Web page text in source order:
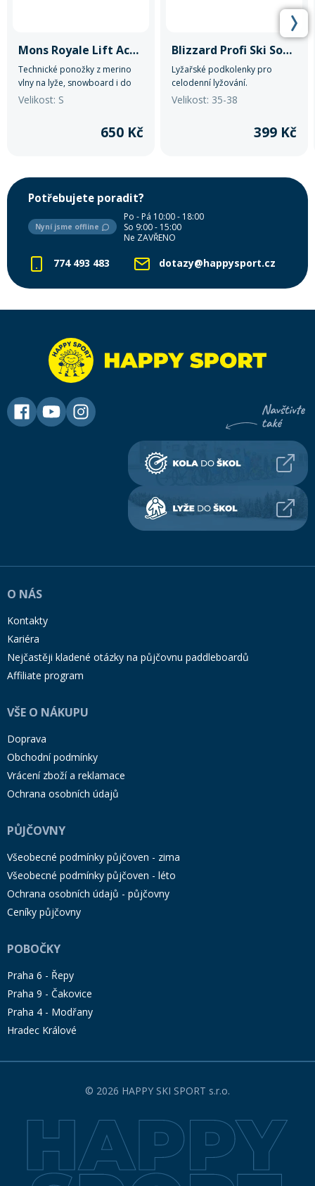
Mons Royale Lift Access Sock
Technické ponožky z merino
vlny na lyže, snowboard i do
pohorek.
Velikost: S
650 Kč
Blizzard Profi Ski Socks
Lyžařské podkolenky pro
celodenní lyžování.
Velikost: 35-38
399 Kč
Potřebujete poradit?
Nyní jsme offline
Po - Pá 10:00 - 18:00
So 9:00 - 15:00
Ne ZAVŘENO
774 493 483 dotazy@happysport.cz
O NÁS
Kontakty
Kariéra
Nejčastěji kladené otázky na půjčovnu paddleboardů
Affiliate program
VŠE O NÁKUPU
Doprava
Obchodní podmínky
Vrácení zboží a reklamace
Ochrana osobních údajů
PŮJČOVNY
Všeobecné podmínky půjčoven - zima
Všeobecné podmínky půjčoven - léto
Ochrana osobních údajů - půjčovny
Ceníky půjčovny
POBOČKY
Praha 6 - Řepy
Praha 9 - Čakovice
Praha 4 - Modřany
Hradec Králové
© 2026 HAPPY SKI SPORT s.r.o.